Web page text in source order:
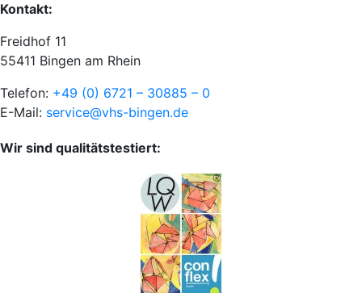
Kontakt:
Freidhof 11
55411 Bingen am Rhein
Telefon: +49 (0) 6721 – 30885 – 0
E-Mail: service@vhs-bingen.de
Wir sind qualitätstestiert: